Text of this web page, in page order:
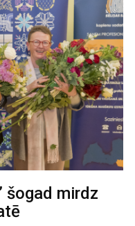
šogad mirdz